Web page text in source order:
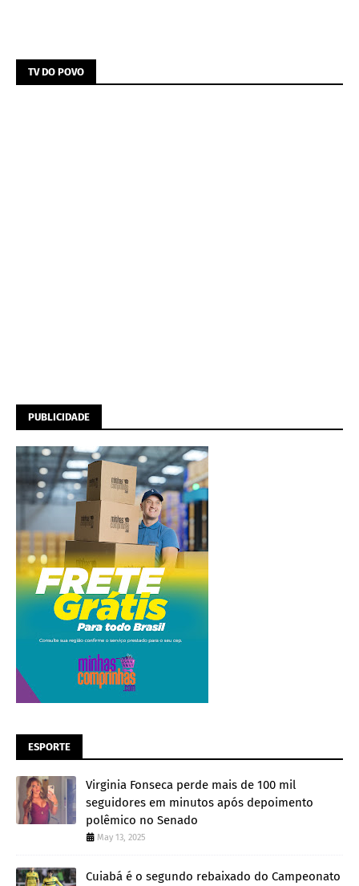
TV DO POVO
PUBLICIDADE
ESPORTE
Virginia Fonseca perde mais de 100 mil
seguidores em minutos após depoimento
polêmico no Senado
May 13, 2025
Cuiabá é o segundo rebaixado do Campeonato